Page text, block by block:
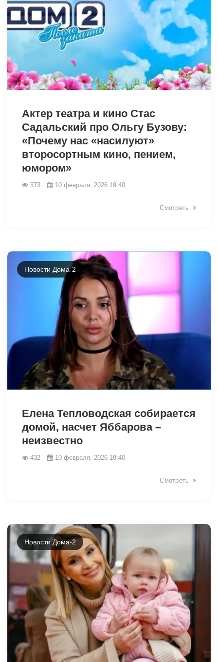
Актер театра и кино Стас
Садальский про Ольгу Бузову:
«Почему нас «насилуют»
второсортным кино, пением,
юмором»
373 10 февраля, 2026 19:40
Смотреть
Новости Дома-2
Елена Тепловодская собирается
домой, насчет Яббарова –
неизвестно
432 10 февраля, 2026 18:40
Смотреть
Новости Дома-2